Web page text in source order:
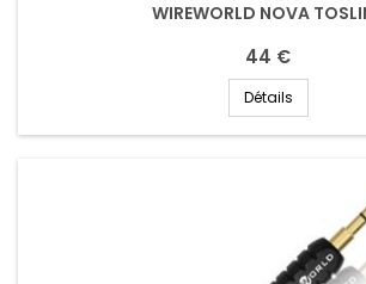
WIREWORLD NOVA
44 €
Détails